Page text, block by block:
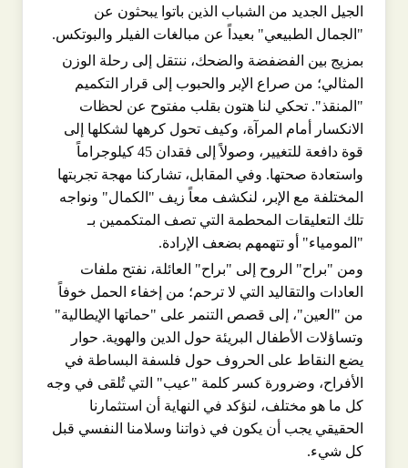
الجيل الجديد من الشباب الذين باتوا يبحثون عن
"الجمال الطبيعي" بعيداً عن مبالغات الفيلر والبوتكس.
بمزيج بين الفضفضة والضحك، ننتقل إلى رحلة الوزن
المثالي؛ من صراع الإبر والحبوب إلى قرار التكميم
"المنقذ". تحكي لنا هتون بقلب مفتوح عن لحظات
الانكسار أمام المرآة، وكيف تحول كرهها لشكلها إلى
قوة دافعة للتغيير، وصولاً إلى فقدان 45 كيلوجراماً
واستعادة صحتها. وفي المقابل، تشاركنا مهجة تجربتها
المختلفة مع الإبر، لنكشف معاً زيف "الكمال" ونواجه
تلك التعليقات المحطمة التي تصف المتكممين بـ
"المومياء" أو تتهمهم بضعف الإرادة.
ومن "براح" الروح إلى "براح" العائلة، نفتح ملفات
العادات والتقاليد التي لا ترحم؛ من إخفاء الحمل خوفاً
من "العين"، إلى قصص التنمر على "حماتها الإيطالية"
وتساؤلات الأطفال البريئة حول الدين والهوية. حوار
يضع النقاط على الحروف حول فلسفة البساطة في
الأفراح، وضرورة كسر كلمة "عيب" التي تُلقى في وجه
كل ما هو مختلف، لنؤكد في النهاية أن استثمارنا
الحقيقي يجب أن يكون في ذواتنا وسلامنا النفسي قبل
كل شيء.